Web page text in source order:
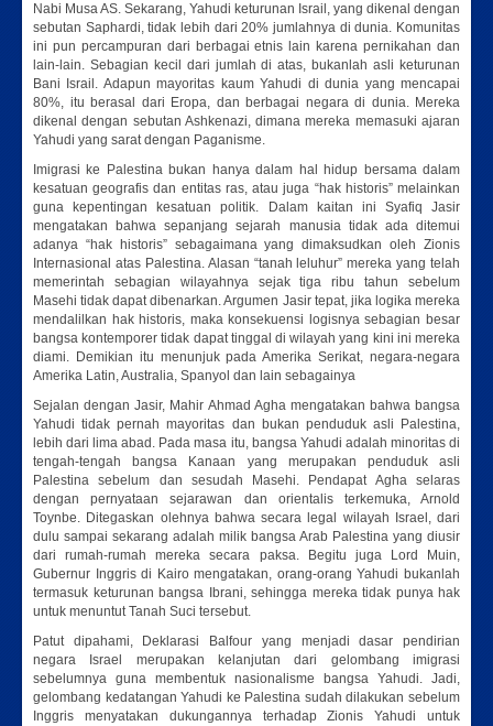
Nabi Musa AS. Sekarang, Yahudi keturunan Israil, yang dikenal dengan
sebutan Saphardi, tidak lebih dari 20% jumlahnya di dunia. Komunitas
ini pun percampuran dari berbagai etnis lain karena pernikahan dan
lain-lain. Sebagian kecil dari jumlah di atas, bukanlah asli keturunan
Bani Israil. Adapun mayoritas kaum Yahudi di dunia yang mencapai
80%, itu berasal dari Eropa, dan berbagai negara di dunia. Mereka
dikenal dengan sebutan Ashkenazi, dimana mereka memasuki ajaran
Yahudi yang sarat dengan Paganisme.
Imigrasi ke Palestina bukan hanya dalam hal hidup bersama dalam
kesatuan geografis dan entitas ras, atau juga “hak historis” melainkan
guna kepentingan kesatuan politik. Dalam kaitan ini Syafiq Jasir
mengatakan bahwa sepanjang sejarah manusia tidak ada ditemui
adanya “hak historis” sebagaimana yang dimaksudkan oleh Zionis
Internasional atas Palestina. Alasan “tanah leluhur” mereka yang telah
memerintah sebagian wilayahnya sejak tiga ribu tahun sebelum
Masehi tidak dapat dibenarkan. Argumen Jasir tepat, jika logika mereka
mendalilkan hak historis, maka konsekuensi logisnya sebagian besar
bangsa kontemporer tidak dapat tinggal di wilayah yang kini ini mereka
diami. Demikian itu menunjuk pada Amerika Serikat, negara-negara
Amerika Latin, Australia, Spanyol dan lain sebagainya
Sejalan dengan Jasir, Mahir Ahmad Agha mengatakan bahwa bangsa
Yahudi tidak pernah mayoritas dan bukan penduduk asli Palestina,
lebih dari lima abad. Pada masa itu, bangsa Yahudi adalah minoritas di
tengah-tengah bangsa Kanaan yang merupakan penduduk asli
Palestina sebelum dan sesudah Masehi. Pendapat Agha selaras
dengan pernyataan sejarawan dan orientalis terkemuka, Arnold
Toynbe. Ditegaskan olehnya bahwa secara legal wilayah Israel, dari
dulu sampai sekarang adalah milik bangsa Arab Palestina yang diusir
dari rumah-rumah mereka secara paksa. Begitu juga Lord Muin,
Gubernur Inggris di Kairo mengatakan, orang-orang Yahudi bukanlah
termasuk keturunan bangsa Ibrani, sehingga mereka tidak punya hak
untuk menuntut Tanah Suci tersebut.
Patut dipahami, Deklarasi Balfour yang menjadi dasar pendirian
negara Israel merupakan kelanjutan dari gelombang imigrasi
sebelumnya guna membentuk nasionalisme bangsa Yahudi. Jadi,
gelombang kedatangan Yahudi ke Palestina sudah dilakukan sebelum
Inggris menyatakan dukungannya terhadap Zionis Yahudi untuk